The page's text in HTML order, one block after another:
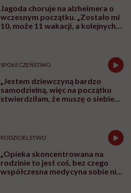
Jagoda choruje na alzheimera o
wczesnym początku. „Zostało mi
10, może 11 wakacji, a kolejnych
SPOŁECZEŃSTWO
„Jestem dziewczyną bardzo
samodzielną, więc na początku
stwierdziłam, że muszę o siebie
RODZICIELSTWO
„Opieka skoncentrowana na
rodzinie to jest coś, bez czego
współczesna medycyna sobie nie